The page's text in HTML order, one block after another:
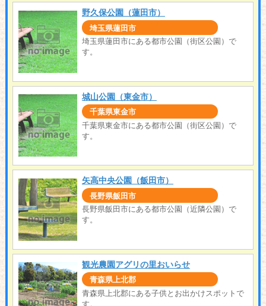
野久保公園（蓮田市）
埼玉県蓮田市
埼玉県蓮田市にある都市公園（街区公園）で
す。
城山公園（東金市）
千葉県東金市
千葉県東金市にある都市公園（街区公園）で
す。
矢高中央公園（飯田市）
長野県飯田市
長野県飯田市にある都市公園（近隣公園）で
す。
観光農園アグリの里おいらせ
青森県上北郡
青森県上北郡にある子供とお出かけスポットで
す。